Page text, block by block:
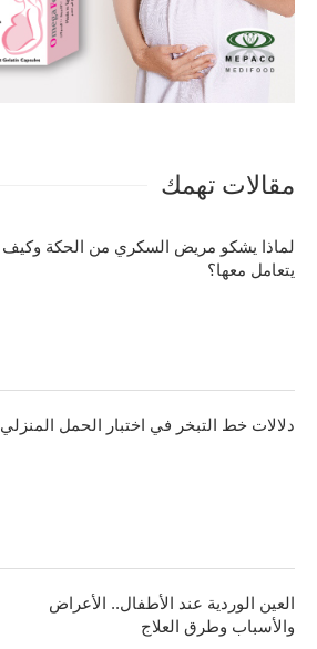
مقالات تهمك
لماذا يشكو مريض السكري من الحكة وكيف
يتعامل معها؟
دلالات خط التبخر في اختبار الحمل المنزلي
العين الوردية عند الأطفال.. الأعراض
والأسباب وطرق العلاج